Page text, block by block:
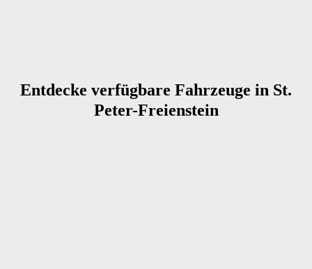
Entdecke verfügbare Fahrzeuge in St.
Peter-Freienstein